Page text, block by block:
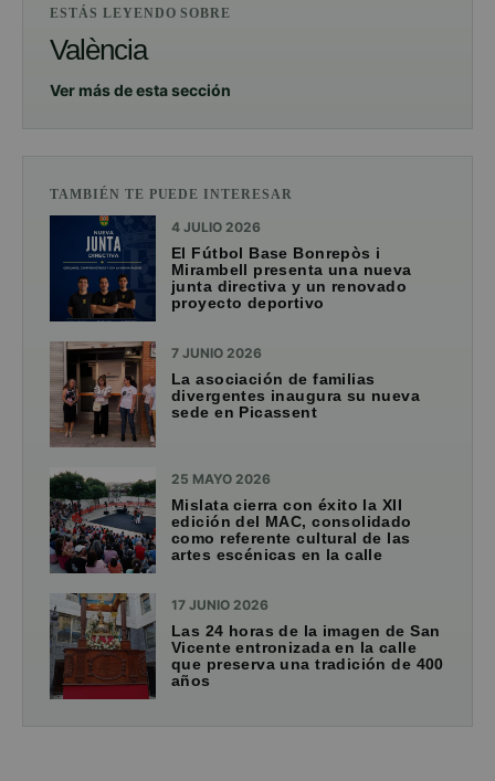
ESTÁS LEYENDO SOBRE
València
Ver más de esta sección
TAMBIÉN TE PUEDE INTERESAR
4 JULIO 2026
El Fútbol Base Bonrepòs i
Mirambell presenta una nueva
junta directiva y un renovado
proyecto deportivo
7 JUNIO 2026
La asociación de familias
divergentes inaugura su nueva
sede en Picassent
25 MAYO 2026
Mislata cierra con éxito la XII
edición del MAC, consolidado
como referente cultural de las
artes escénicas en la calle
17 JUNIO 2026
Las 24 horas de la imagen de San
Vicente entronizada en la calle
que preserva una tradición de 400
años